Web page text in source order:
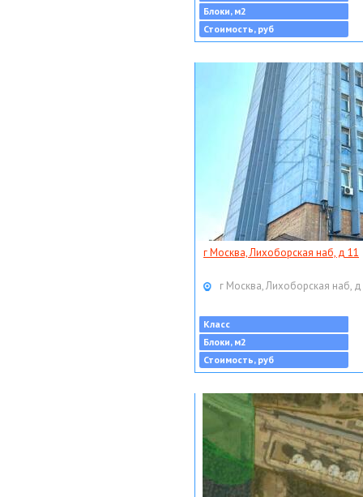
Блоки, м2
Стоимость, руб
г Москва, Лихоборская наб, д 11
г Москва, Лихоборская наб,
Класс
Блоки, м2
Стоимость, руб